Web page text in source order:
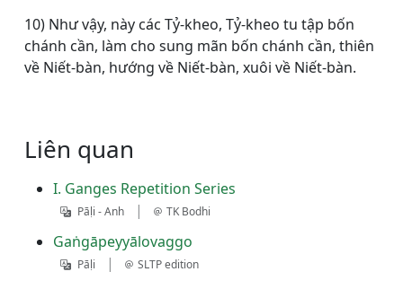
10) Như vậy, này các Tỷ-kheo, Tỷ-kheo tu tập bốn
chánh cần, làm cho sung mãn bốn chánh cần, thiên
về Niết-bàn, hướng về Niết-bàn, xuôi về Niết-bàn.
Liên quan
I. Ganges Repetition Series
Pāḷi - Anh | TK Bodhi
Gaṅgāpeyyālovaggo
Pāḷi | SLTP edition